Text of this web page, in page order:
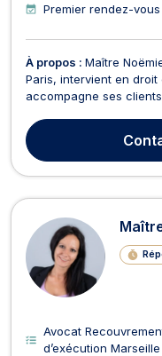
Premier rendez-
À propos : Maître
Paris, intervient en
accompagne ses
devant les juridictions.
droit commercial, le
Avocat
d’exécution Marseille